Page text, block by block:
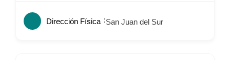
Dirección Física San Juan del Sur